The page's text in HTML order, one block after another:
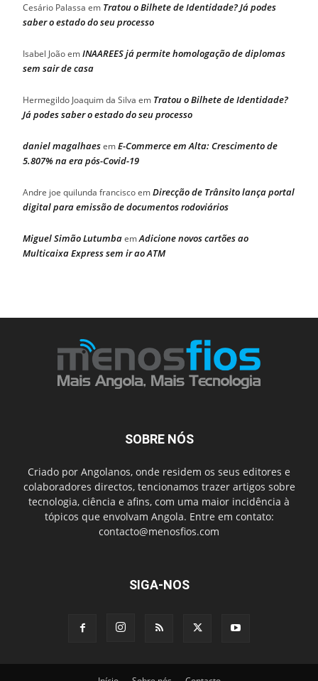
Cesário Palassa em Tratou o Bilhete de Identidade? Já podes
saber o estado do seu processo
Isabel JoãoemINAAREES já permite homologação de diplomas
sem sair de casa
Hermegildo Joaquim da Silva em Tratou o Bilhete de Identidade?
Já podes saber o estado do seu processo
daniel magalhaesemE-Commerce em Alta: Crescimento de
5.807% na era pós-Covid-19
Andre joe quilunda franciscoemDirecção de Trânsito lança portal
digital para emissão de documentos rodoviários
Miguel Simão LutumbaemAdicione novos cartões ao
Multicaixa Express sem ir ao ATM
SOBRE NÓS
Criado por Angolanos, onde residem os seus editores e
colaboradores directos, tencionamos trazer artigos sobre
tecnologia, ciência e afins, com uma maior incidência à
tópicos que envolvam Angola. Entre em contato:
contacto@menosfios.com
SIGA-NOS